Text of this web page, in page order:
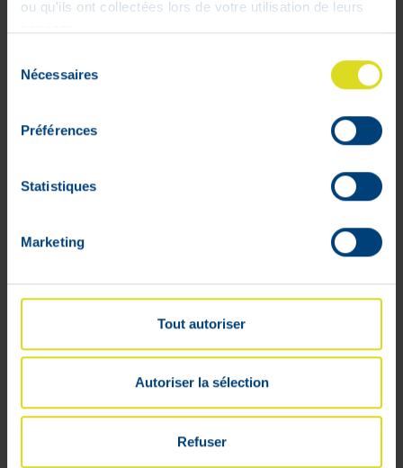
ou qu'ils ont collectées lors de votre utilisation de leurs
Nécessaires
Préférences
Statistiques
Marketing
Tout autoriser
Autoriser la sélection
Refuser
Labo Life 2LDMLA 30 Gélules